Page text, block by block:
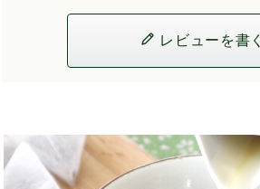
レビューを書く